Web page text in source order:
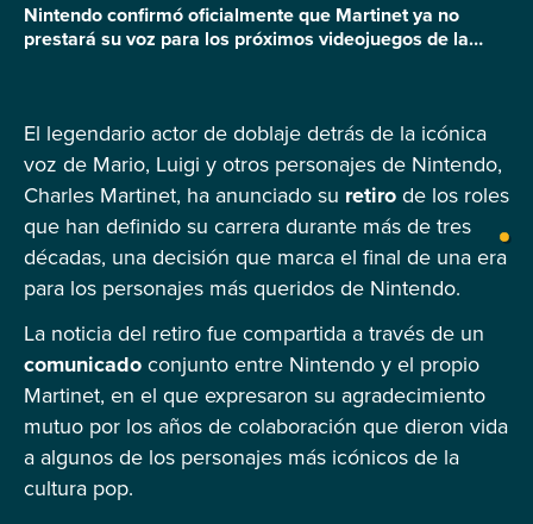
Nintendo confirmó oficialmente que Martinet ya no
prestará su voz para los próximos videojuegos de la
El legendario actor de doblaje detrás de la icónica
voz de Mario, Luigi y otros personajes de Nintendo,
Charles Martinet, ha anunciado su retirode los roles
que han definido su carrera durante más de tres
décadas, una decisión que marca el final de una era
para los personajes más queridos de Nintendo.
La noticia del retiro fue compartida a través de un
comunicadoconjunto entre Nintendo y el propio
Martinet, en el que expresaron su agradecimiento
mutuo por los años de colaboración que dieron vida
a algunos de los personajes más icónicos de la
cultura pop.